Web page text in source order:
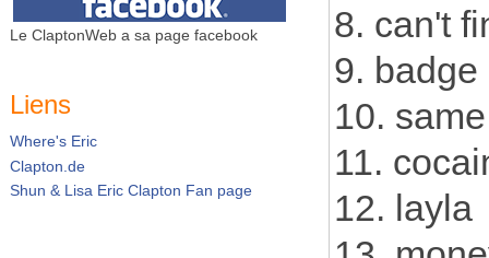
Le ClaptonWeb a sa page facebook
Liens
Where's Eric
Clapton.de
Shun & Lisa Eric Clapton Fan page
8. can't
9. badge
10.
11.
12. layla